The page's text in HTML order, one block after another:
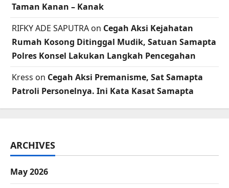
Taman Kanan – Kanak
RIFKY ADE SAPUTRA on Cegah Aksi Kejahatan
Rumah Kosong Ditinggal Mudik, Satuan Samapta
Polres Konsel Lakukan Langkah Pencegahan
Kress on Cegah Aksi Premanisme, Sat Samapta
Patroli Personelnya. Ini Kata Kasat Samapta
ARCHIVES
May 2026